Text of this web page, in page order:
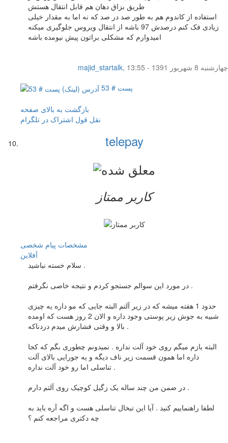
طریق بزاق دهان هم قابل انتقال هستش
استفاده از کاندوم هم به طور صد در صد که نه اما به مقدار خیلی
زیادی فک کنم درصدش 97 باشه از انتقال ویروس جلوگیری میکنه
امیدوارم که مشکلی براتون پیش نیومده باشه
majid_startalk,
چهار‌شنبه 8 شهریور 1391 - 13:55
پست # 53
بازگشت به بالای صفحه
نقل قول اشتراک در تلگرام
telepay
کاربر ممتاز
مشخصات پیام شخصی
آفلاين
سلام خسته نباشید .
در مورد این سوالم جستجو کردم و نتیجه خاصی نگرفتم .
حدود 1 هفته میشه که در زیر آلتم البته جایی که مو داره یه چیزی
شبیه به جوش زیر پوستی وجود داره و الان 2 روز هست که اومده
بالا و وقتی فشارش میدم دردناکه .
البته بازم میگم روی خود آلت نداره . نمیدونم چطوری بگم که کجا
داره اما همون قسمت زیر ناف دیگه و یه جورایی بالای آلت
تناسلی اما رو خود آلت نداره .
در ضمن من چند ساله یک زگیل کوچیک روی آلتم دارم .
لطفا راهنماییم کنید . آیا این تبخال تناسلی هست و اگه آره باید به
چه دکتری مراجعه کنم ؟